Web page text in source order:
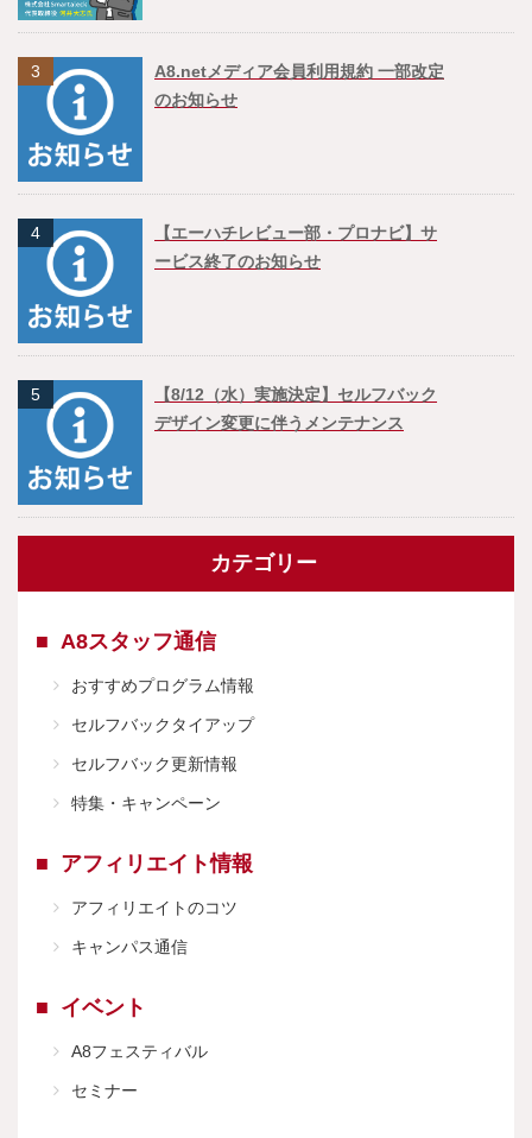
3
A8.netメディア会員利用規約 一部改定
のお知らせ
4
【エーハチレビュー部・プロナビ】サ
ービス終了のお知らせ
5
【8/12（水）実施決定】セルフバック
デザイン変更に伴うメンテナンス
カテゴリー
A8スタッフ通信
おすすめプログラム情報
セルフバックタイアップ
セルフバック更新情報
特集・キャンペーン
アフィリエイト情報
アフィリエイトのコツ
キャンパス通信
イベント
A8フェスティバル
セミナー